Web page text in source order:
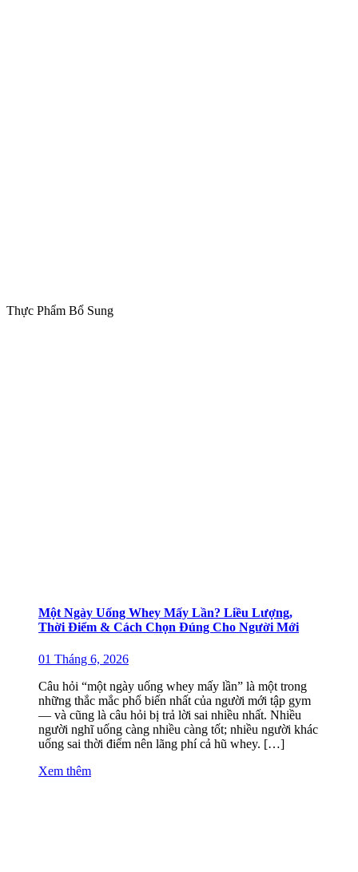
Thực Phẩm Bổ Sung
Một Ngày Uống Whey Mấy Lần? Liều Lượng,
Thời Điểm & Cách Chọn Đúng Cho Người Mới
01 Tháng 6, 2026
Câu hỏi “một ngày uống whey mấy lần” là một trong
những thắc mắc phổ biến nhất của người mới tập gym
— và cũng là câu hỏi bị trả lời sai nhiều nhất. Nhiều
người nghĩ uống càng nhiều càng tốt; nhiều người khác
uống sai thời điểm nên lãng phí cả hũ whey. […]
Xem thêm